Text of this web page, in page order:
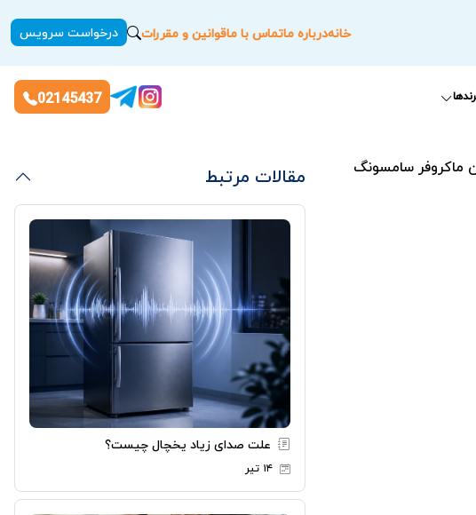
خانهدرباره ماتماس با ماقوانین و مقررات درخواست سرویس
02145437
ماکروفر سامسونگ مقالات مرتبط
علت صدای زیاد یخچال چیست؟
۱۴ تیر